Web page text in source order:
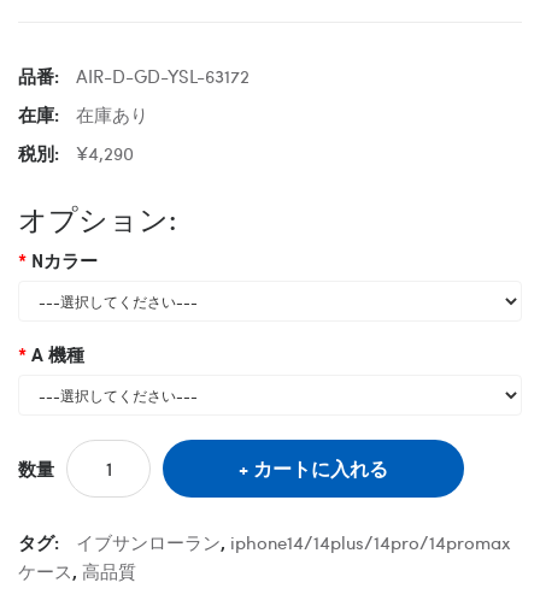
品番:
AIR-D-GD-YSL-63172
在庫:
在庫あり
税別:
¥4,290
オプション:
Nカラー
A 機種
数量 カートに入れる
タグ: イブサンローラン, iphone14/14plus/14pro/14promax
ケース, 高品質